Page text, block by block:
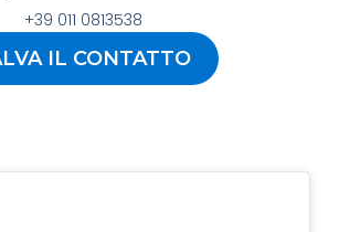
+39 011 0813538
IL CONTATTO